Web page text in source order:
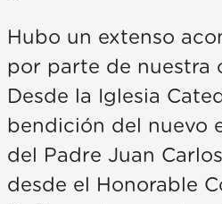
Hubo un extenso
por parte de nuestra
Desde la Iglesia
bendición del nuevo
del Padre Juan
desde el Honorable